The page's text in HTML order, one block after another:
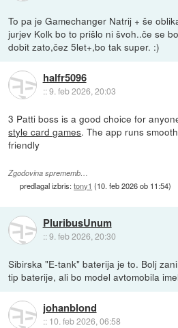
To pa je Gamechanger Natrij + še
jurjev Kolk bo to prišlo ni švoh..če se
dobit zato,čez 5let+,bo tak super. :)
halfr5096
::9. feb 2026, 20:03
3 Patti boss is a good choice for
style card games. The app runs
friendly
Zgodovina sprememb…
predlagal izbris:tony1 (10. feb 2026 ob 11:54)
PluribusUnum
::9. feb 2026, 20:30
Sibirska "E-tank" baterija je to. Bolj
tip baterije, ali bo model avtomobila
johanblond
:: 10. feb 2026, 06:58